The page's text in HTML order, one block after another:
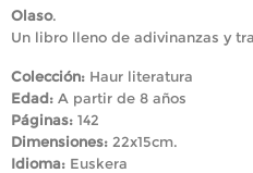
Olaso.
Un libro lleno de adivinanzas y
Colección: Haur literatura
Edad: A partir de 8 años
Páginas: 142
Dimensiones: 22x15cm.
Idioma: Euskera